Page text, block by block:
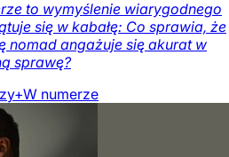
to wymyślenie wiarygodnego
się w kabałę: Co sprawia, że
nomad angażuje się akurat w
sprawę?
W numerze